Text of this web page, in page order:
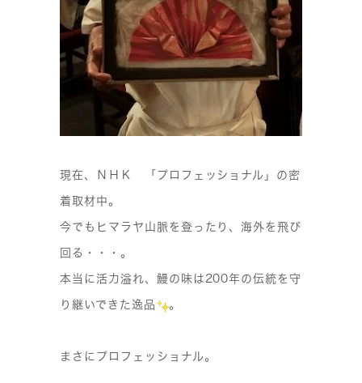
現在、ＮＨＫ 「プロフェッショナル」の密
着取材中。
今でもヒマラヤ山脈を登ったり、海外を飛び
回る・・・。
本当に活力溢れ、鰻の味は200年の伝統を守
り継いできた逸品 。
まさにプロフェッショナル。